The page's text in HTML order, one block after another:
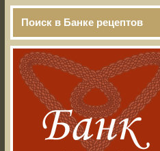
Поиск в Банке рецептов